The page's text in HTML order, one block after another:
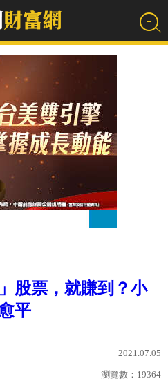
股票，就賺到？小
平
2021.07.05
瀏覽數： 19364